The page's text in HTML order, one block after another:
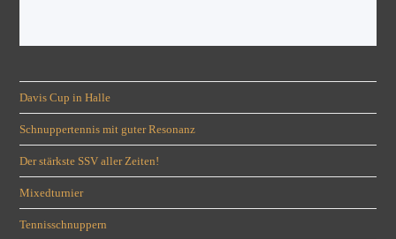
Davis Cup in Halle
Schnuppertennis mit guter Resonanz
Der stärkste SSV aller Zeiten!
Mixedturnier
Tennisschnuppern